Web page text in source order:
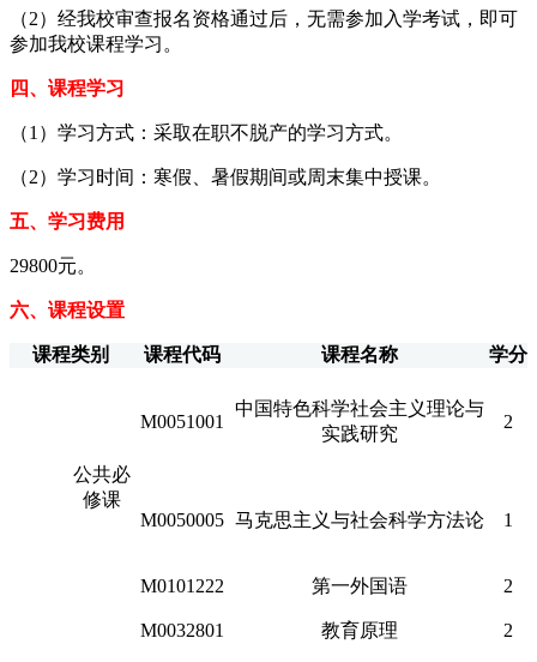
（2）经我校审查报名资格通过后，无需参加入学考试，即可
参加我校课程学习。
四、课程学习
（1）学习方式：采取在职不脱产的学习方式。
（2）学习时间：寒假、暑假期间或周末集中授课。
五、学习费用
29800元。
六、课程设置
课程类别 课程代码 课程名称 学分
公共必
修课
M0051001
中国特色科学社会主义理论与
实践研究
2
M0050005 马克思主义与社会科学方法论 1
M0101222 第一外国语 2
M0032801 教育原理 2